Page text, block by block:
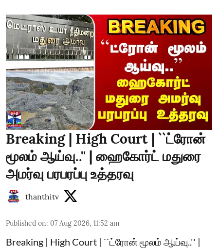
Breaking | High Court | ``ட்ரோன்
மூலம் ஆய்வு..'' | ஹைகோர்ட் மதுரை
அமர்வு பரபரப்பு உத்தரவு
thanthitv
Published on: 07 Aug 2026, 11:52 am
Breaking | High Court | ``ட்ரோன் மூலம் ஆய்வு..'' |